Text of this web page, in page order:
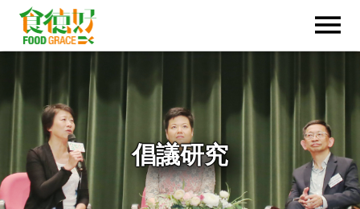
倡議研究